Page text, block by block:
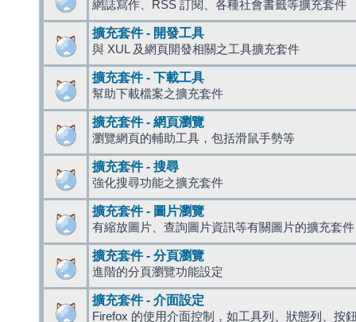
網誌寫作、RSS 訂閱、各種社會書籤等擴充套件
擴充套件 - 開發工具
與 XUL 及網頁開發相關之工具擴充套件
擴充套件 - 下載工具
幫助下載檔案之擴充套件
擴充套件 - 網頁瀏覽
瀏覽網頁的輔助工具，包括滑鼠手勢等
擴充套件 - 搜尋
強化搜尋功能之擴充套件
擴充套件 - 圖片瀏覽
有縮放圖片、查詢圖片資訊等有關圖片的擴充套件
擴充套件 - 分頁瀏覽
進階的分頁瀏覽功能設定
擴充套件 - 介面設定
Firefox 的使用介面控制，如工具列、狀態列、按